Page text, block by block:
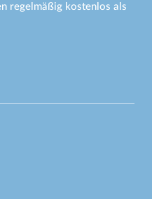
regelmäßig kostenlos als